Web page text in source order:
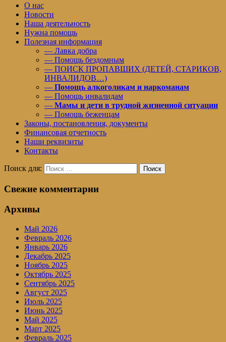
О нас
Новости
Наша деятельность
Нужна помощь
Полезная информация
— Лавка добра
— Помощь бездомным
— ПОИСК ПРОПАВШИХ (ДЕТЕЙ, СТАРИКОВ,
ИНВАЛИДОВ…)
— Помощь алкоголикам и наркоманам
— Помощь инвалидам
— Мамы и дети в трудной жизненной ситуации
— Помощь беженцам
Законы, постановления, документы
Финансовая отчетность
Наши реквизиты
Контакты
Поиск для: Поиск
Свежие комментарии
Архивы
Май 2026
Февраль 2026
Январь 2026
Декабрь 2025
Ноябрь 2025
Октябрь 2025
Сентябрь 2025
Август 2025
Июль 2025
Июнь 2025
Май 2025
Март 2025
Февраль 2025